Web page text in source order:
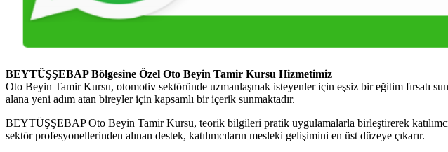
BEYTÜŞŞEBAP Bölgesine Özel Oto Beyin Tamir Kursu Hizmetimiz
Oto Beyin Tamir Kursu, otomotiv sektöründe uzmanlaşmak isteyenler için eşsiz bir eğitim fırsatı
alana yeni adım atan bireyler için kapsamlı bir içerik sunmaktadır.
BEYTÜŞŞEBAP Oto Beyin Tamir Kursu, teorik bilgileri pratik uygulamalarla birleştirerek
sektör profesyonellerinden alınan destek, katılımcıların mesleki gelişimini en üst düzeye çıkarır.